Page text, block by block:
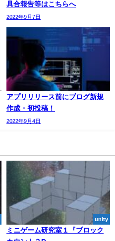
具合報告等はこちらへ
2022年9月7日
アプリリリース前にブログ新規
作成・初投稿！
2022年9月4日
unity
ミニゲーム研究室１『ブロック